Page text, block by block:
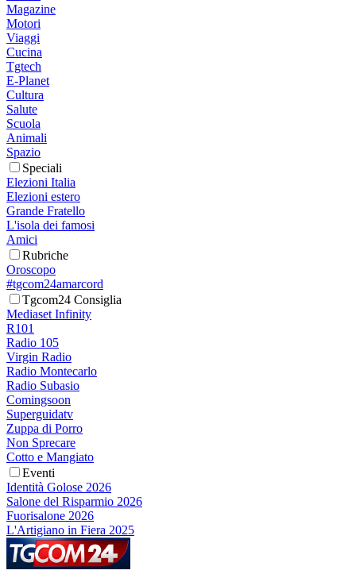
Magazine
Motori
Viaggi
Cucina
Tgtech
E-Planet
Cultura
Salute
Scuola
Animali
Spazio
Speciali
Elezioni Italia
Elezioni estero
Grande Fratello
L'isola dei famosi
Amici
Rubriche
Oroscopo
#tgcom24amarcord
Tgcom24 Consiglia
Mediaset Infinity
R101
Radio 105
Virgin Radio
Radio Montecarlo
Radio Subasio
Comingsoon
Superguidatv
Zuppa di Porro
Non Sprecare
Cotto e Mangiato
Eventi
Identità Golose 2026
Salone del Risparmio 2026
Fuorisalone 2026
L'Artigiano in Fiera 2025